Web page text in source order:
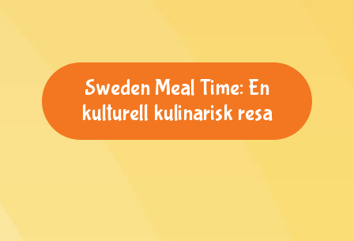
Sweden Meal Time: En
kulturell kulinarisk resa